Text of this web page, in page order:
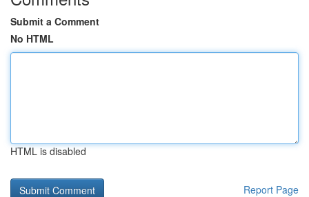
Submit a Comment
No HTML
HTML is disabled
Report Page